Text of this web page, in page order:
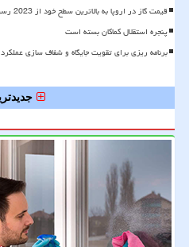
قیمت گاز در اروپا به بالاترین سطح خود از 2023 رسید
پنجره استقلال کماکان بسته است
برنامه ریزی برای تقویت جایگاه و شفاف سازی